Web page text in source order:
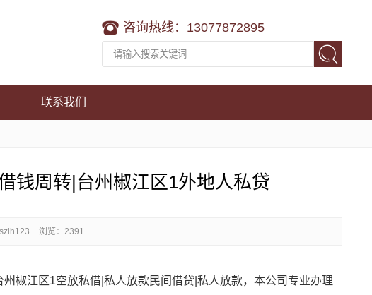
咨询热线：13077872895
联系我们
钱周转|台州椒江区1外地人私贷
浏览：2391
椒江区1空放私借|私人放款民间借贷|私人放款，本公司专业办理